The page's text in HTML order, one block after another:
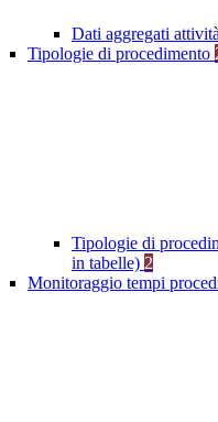
Dati aggregati
Tipologie di procedimento
Tipologie di
in tabelle) 2
Monitoraggio tempi